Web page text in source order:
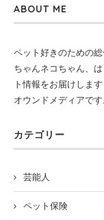
ABOUT ME
ペット好きのための
ちゃんネコちゃん、
ト情報をお届けしま
オウンドメディアです
カテゴリー
芸能人
ペット保険